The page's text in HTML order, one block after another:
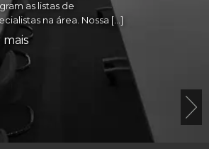
as listas de
na área. Nossa […]
mais